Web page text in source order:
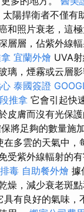
太陽捍衛者不僅有
和照片衰老，這極
層層，佔紫外線
宜蘭外燴 UVA
璃，煙霧或云層
泰國簽證
推拿 它會引起快
皮膚而沒有光保
將足夠的數量施
在多雲的天氣中，
受紫外線輻射的有
毒 自助餐外燴 據
燥，減少衰老斑
具有良好的氣味，